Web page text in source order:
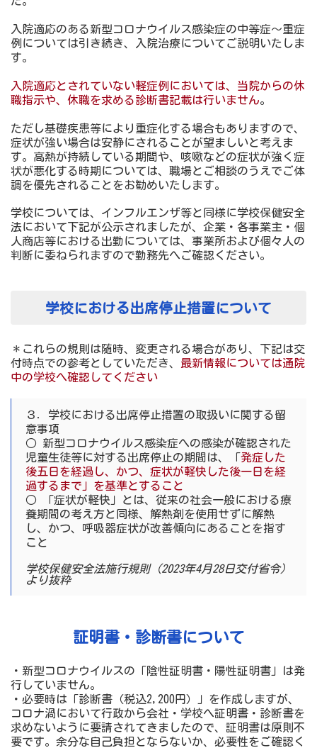
入院適応のある新型コロナウイルス感染症の中等症～重症
例については引き続き、入院治療についてご説明いたしま
す。
入院適応とされていない軽症例においては、当院からの休
職指示や、休職を求める診断書記載は行いません。
ただし基礎疾患等により重症化する場合もありますので、
症状が強い場合は安静にされることが望ましいと考えま
す。高熱が持続している期間や、咳嗽などの症状が強く症
状が悪化する時期については、職場とご相談のうえでご体
調を優先されることをお勧めいたします。
学校については、インフルエンザ等と同様に学校保健安全
法において下記が公示されましたが、企業・各事業主・個
人商店等における出勤については、事業所および個々人の
判断に委ねられますので勤務先へご確認ください。
学校における出席停止措置について
＊これらの規則は随時、変更される場合があり、下記は交
付時点での参考としていただき、 最新情報については通院
中の学校へ確認してください
３．学校における出席停止措置の取扱いに関する留
意事項
○ 新型コロナウイルス感染症への感染が確認された
児童生徒等に対する出席停止の期間は、「発症した
後五日を経過し、かつ、症状が軽快した後一日を経
過するまで」を基準とすること
○ 「症状が軽快」とは、従来の社会一般における療
養期間の考え方と同様、解熱剤を使用せずに解熱
し、かつ、呼吸器症状が改善傾向にあることを指す
こと
学校保健安全法施行規則（2023年4月28日交付省令）
より抜粋
証明書・診断書について
・新型コロナウイルスの「陰性証明書・陽性証明書」は発
行していません。
・必要時は「診断書（税込2,200円）」を作成しますが、
コロナ渦において行政から会社・学校へ証明書・診断書を
求めないように要請されてきましたので、証明書は原則不
要です。余分な自己負担とならないか、必要性をご確認く